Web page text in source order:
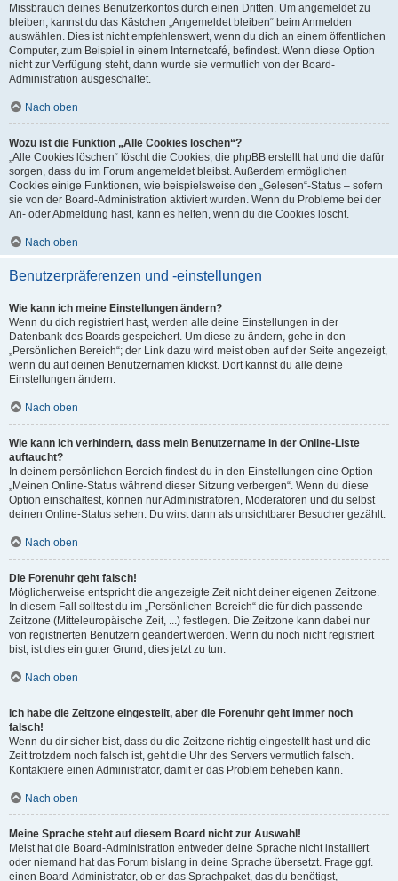
Missbrauch deines Benutzerkontos durch einen Dritten. Um angemeldet zu
bleiben, kannst du das Kästchen „Angemeldet bleiben“ beim Anmelden
auswählen. Dies ist nicht empfehlenswert, wenn du dich an einem öffentlichen
Computer, zum Beispiel in einem Internetcafé, befindest. Wenn diese Option
nicht zur Verfügung steht, dann wurde sie vermutlich von der Board-
Administration ausgeschaltet.
Nach oben
Wozu ist die Funktion „Alle Cookies löschen“?
„Alle Cookies löschen“ löscht die Cookies, die phpBB erstellt hat und die dafür
sorgen, dass du im Forum angemeldet bleibst. Außerdem ermöglichen
Cookies einige Funktionen, wie beispielsweise den „Gelesen“-Status – sofern
sie von der Board-Administration aktiviert wurden. Wenn du Probleme bei der
An- oder Abmeldung hast, kann es helfen, wenn du die Cookies löscht.
Nach oben
Benutzerpräferenzen und -einstellungen
Wie kann ich meine Einstellungen ändern?
Wenn du dich registriert hast, werden alle deine Einstellungen in der
Datenbank des Boards gespeichert. Um diese zu ändern, gehe in den
„Persönlichen Bereich“; der Link dazu wird meist oben auf der Seite angezeigt,
wenn du auf deinen Benutzernamen klickst. Dort kannst du alle deine
Einstellungen ändern.
Nach oben
Wie kann ich verhindern, dass mein Benutzername in der Online-Liste
auftaucht?
In deinem persönlichen Bereich findest du in den Einstellungen eine Option
„Meinen Online-Status während dieser Sitzung verbergen“. Wenn du diese
Option einschaltest, können nur Administratoren, Moderatoren und du selbst
deinen Online-Status sehen. Du wirst dann als unsichtbarer Besucher gezählt.
Nach oben
Die Forenuhr geht falsch!
Möglicherweise entspricht die angezeigte Zeit nicht deiner eigenen Zeitzone.
In diesem Fall solltest du im „Persönlichen Bereich“ die für dich passende
Zeitzone (Mitteleuropäische Zeit, ...) festlegen. Die Zeitzone kann dabei nur
von registrierten Benutzern geändert werden. Wenn du noch nicht registriert
bist, ist dies ein guter Grund, dies jetzt zu tun.
Nach oben
Ich habe die Zeitzone eingestellt, aber die Forenuhr geht immer noch
falsch!
Wenn du dir sicher bist, dass du die Zeitzone richtig eingestellt hast und die
Zeit trotzdem noch falsch ist, geht die Uhr des Servers vermutlich falsch.
Kontaktiere einen Administrator, damit er das Problem beheben kann.
Nach oben
Meine Sprache steht auf diesem Board nicht zur Auswahl!
Meist hat die Board-Administration entweder deine Sprache nicht installiert
oder niemand hat das Forum bislang in deine Sprache übersetzt. Frage ggf.
einen Board-Administrator, ob er das Sprachpaket, das du benötigst,